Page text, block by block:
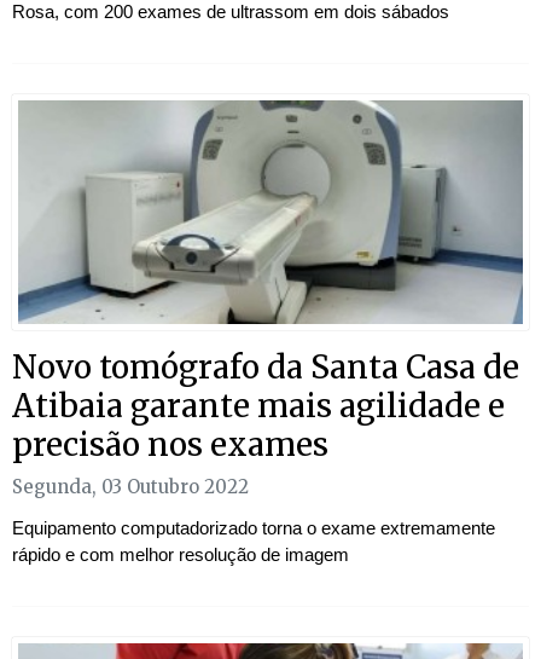
Rosa, com 200 exames de ultrassom em dois sábados
Novo tomógrafo da Santa Casa de
Atibaia garante mais agilidade e
precisão nos exames
Segunda, 03 Outubro 2022
Equipamento computadorizado torna o exame extremamente
rápido e com melhor resolução de imagem